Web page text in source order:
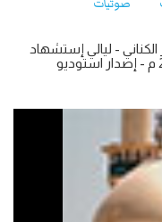
الكناني - ليالي إستشهاد